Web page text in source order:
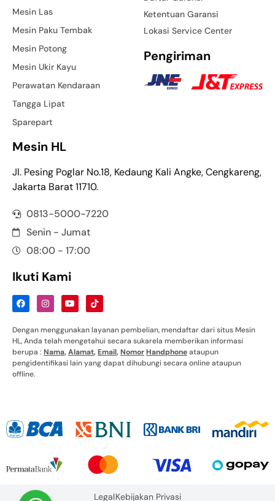
Mesin Las
Mesin Paku Tembak
Mesin Potong
Mesin Ukir Kayu
Perawatan Kendaraan
Tangga Lipat
Sparepart
Ketentuan Garansi
Lokasi Service Center
Pengiriman
Mesin HL
Jl. Pesing Poglar No.18, Kedaung Kali Angke, Cengkareng,
Jakarta Barat 11710.
0813-5000-7220
Senin - Jumat
08:00 - 17:00
Ikuti Kami
Dengan menggunakan layanan pembelian, mendaftar dari situs Mesin
HL, Anda telah mengetahui secara sukarela memberikan informasi
berupa : Nama,Alamat,Email,NomorHandphoneataupun
pengidentifikasi lain yang dapat dihubungi secara online ataupun
offline.
LegalKebijakan Privasi